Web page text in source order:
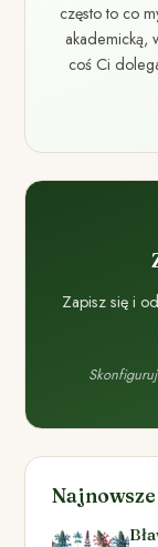
często to co
akademicką,
coś Ci
Zapisz się i